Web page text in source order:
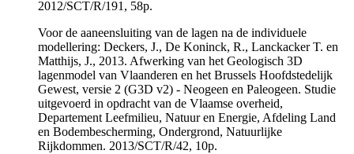
2012/SCT/R/191, 58p.
Voor de aaneensluiting van de lagen na de individuele
modellering: Deckers, J., De Koninck, R., Lanckacker T. en
Matthijs, J., 2013. Afwerking van het Geologisch 3D
lagenmodel van Vlaanderen en het Brussels Hoofdstedelijk
Gewest, versie 2 (G3D v2) - Neogeen en Paleogeen. Studie
uitgevoerd in opdracht van de Vlaamse overheid,
Departement Leefmilieu, Natuur en Energie, Afdeling Land
en Bodembescherming, Ondergrond, Natuurlijke
Rijkdommen. 2013/SCT/R/42, 10p.